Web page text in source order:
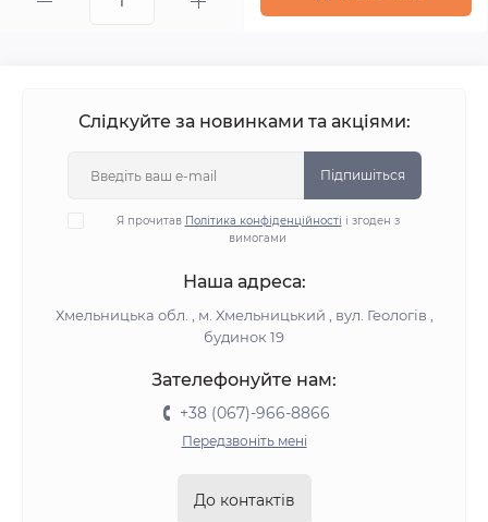
Слідкуйте за новинками та акціями:
Підпишіться
Я прочитав Політика конфіденційності і згоден з
вимогами
Наша адреса:
Хмельницька обл. , м. Хмельницький , вул. Геологів ,
будинок 19
Зателефонуйте нам:
+38 (067)-966-8866
Передзвоніть мені
До контактів